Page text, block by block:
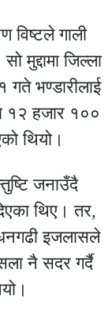
विष्टले गाली
मुद्दामा जिल्ला
भण्डारीलाई
१२ हजार १००
थियो।
जनाउँदै
थिए। तर,
इजलासले
नै सदर गर्दै